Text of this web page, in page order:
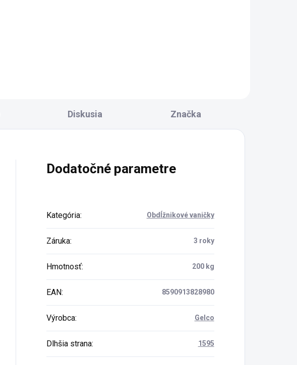
Diskusia Značka
Dodatočné parametre
Kategória: Obdĺžnikové vaničky
Záruka: 3 roky
Hmotnosť: 200 kg
EAN: 8590913828980
Výrobca: Gelco
Dlhšia strana: 1595